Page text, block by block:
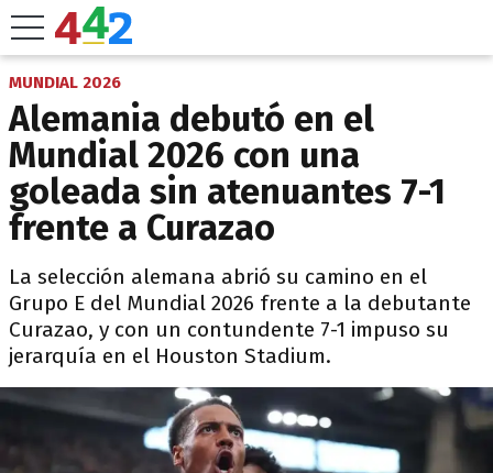
MUNDIAL 2026
Alemania debutó en el
Mundial 2026 con una
goleada sin atenuantes 7-1
frente a Curazao
La selección alemana abrió su camino en el
Grupo E del Mundial 2026 frente a la debutante
Curazao, y con un contundente 7-1 impuso su
jerarquía en el Houston Stadium.